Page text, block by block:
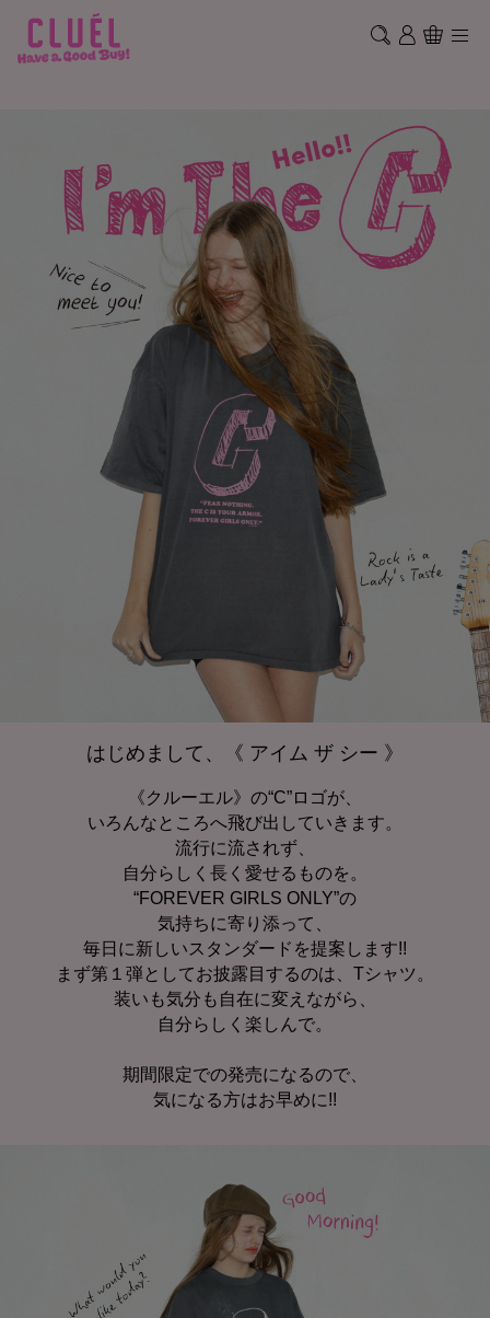
はじめまして、《 アイム ザ シー 》
《クルーエル》の“C”ロゴが、
いろんなところへ飛び出していきます。
流行に流されず、
自分らしく長く愛せるものを。
“FOREVER GIRLS ONLY”の
気持ちに寄り添って、
毎日に新しいスタンダードを提案します!!
まず第１弾としてお披露目するのは、Tシャツ。
装いも気分も自在に変えながら、
自分らしく楽しんで。
期間限定での発売になるので、
気になる方はお早めに!!